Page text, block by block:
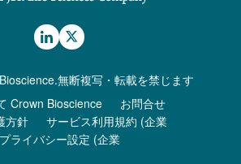
無断複写・転載を禁じます
Crown Bioscience
お問合せ
方針
サービス利用規約 (企業
プライバシー設定 (企業